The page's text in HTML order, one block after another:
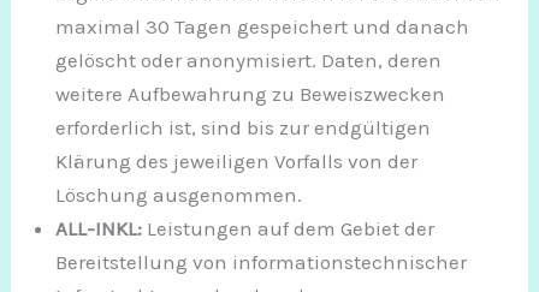
maximal 30 Tagen gespeichert und danach
gelöscht oder anonymisiert. Daten, deren
weitere Aufbewahrung zu Beweiszwecken
erforderlich ist, sind bis zur endgültigen
Klärung des jeweiligen Vorfalls von der
Löschung ausgenommen.
ALL-INKL: Leistungen auf dem Gebiet der
Bereitstellung von informationstechnischer